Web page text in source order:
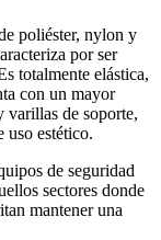
poliéster, nylon y
por ser
totalmente elástica,
con un mayor
varillas de soporte,
uso estético.
de seguridad
sectores donde
mantener una